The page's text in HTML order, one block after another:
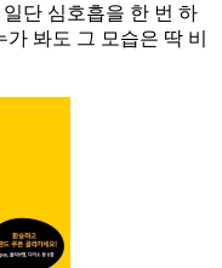
단 심호흡을 한 번 하
봐도 그 모습은 딱 비